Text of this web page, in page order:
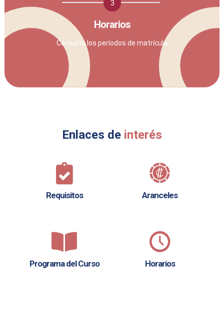
3
Horarios
Consulta los períodos de matrícula
Enlaces de interés
Requisitos Aranceles
Programa del Curso Horarios